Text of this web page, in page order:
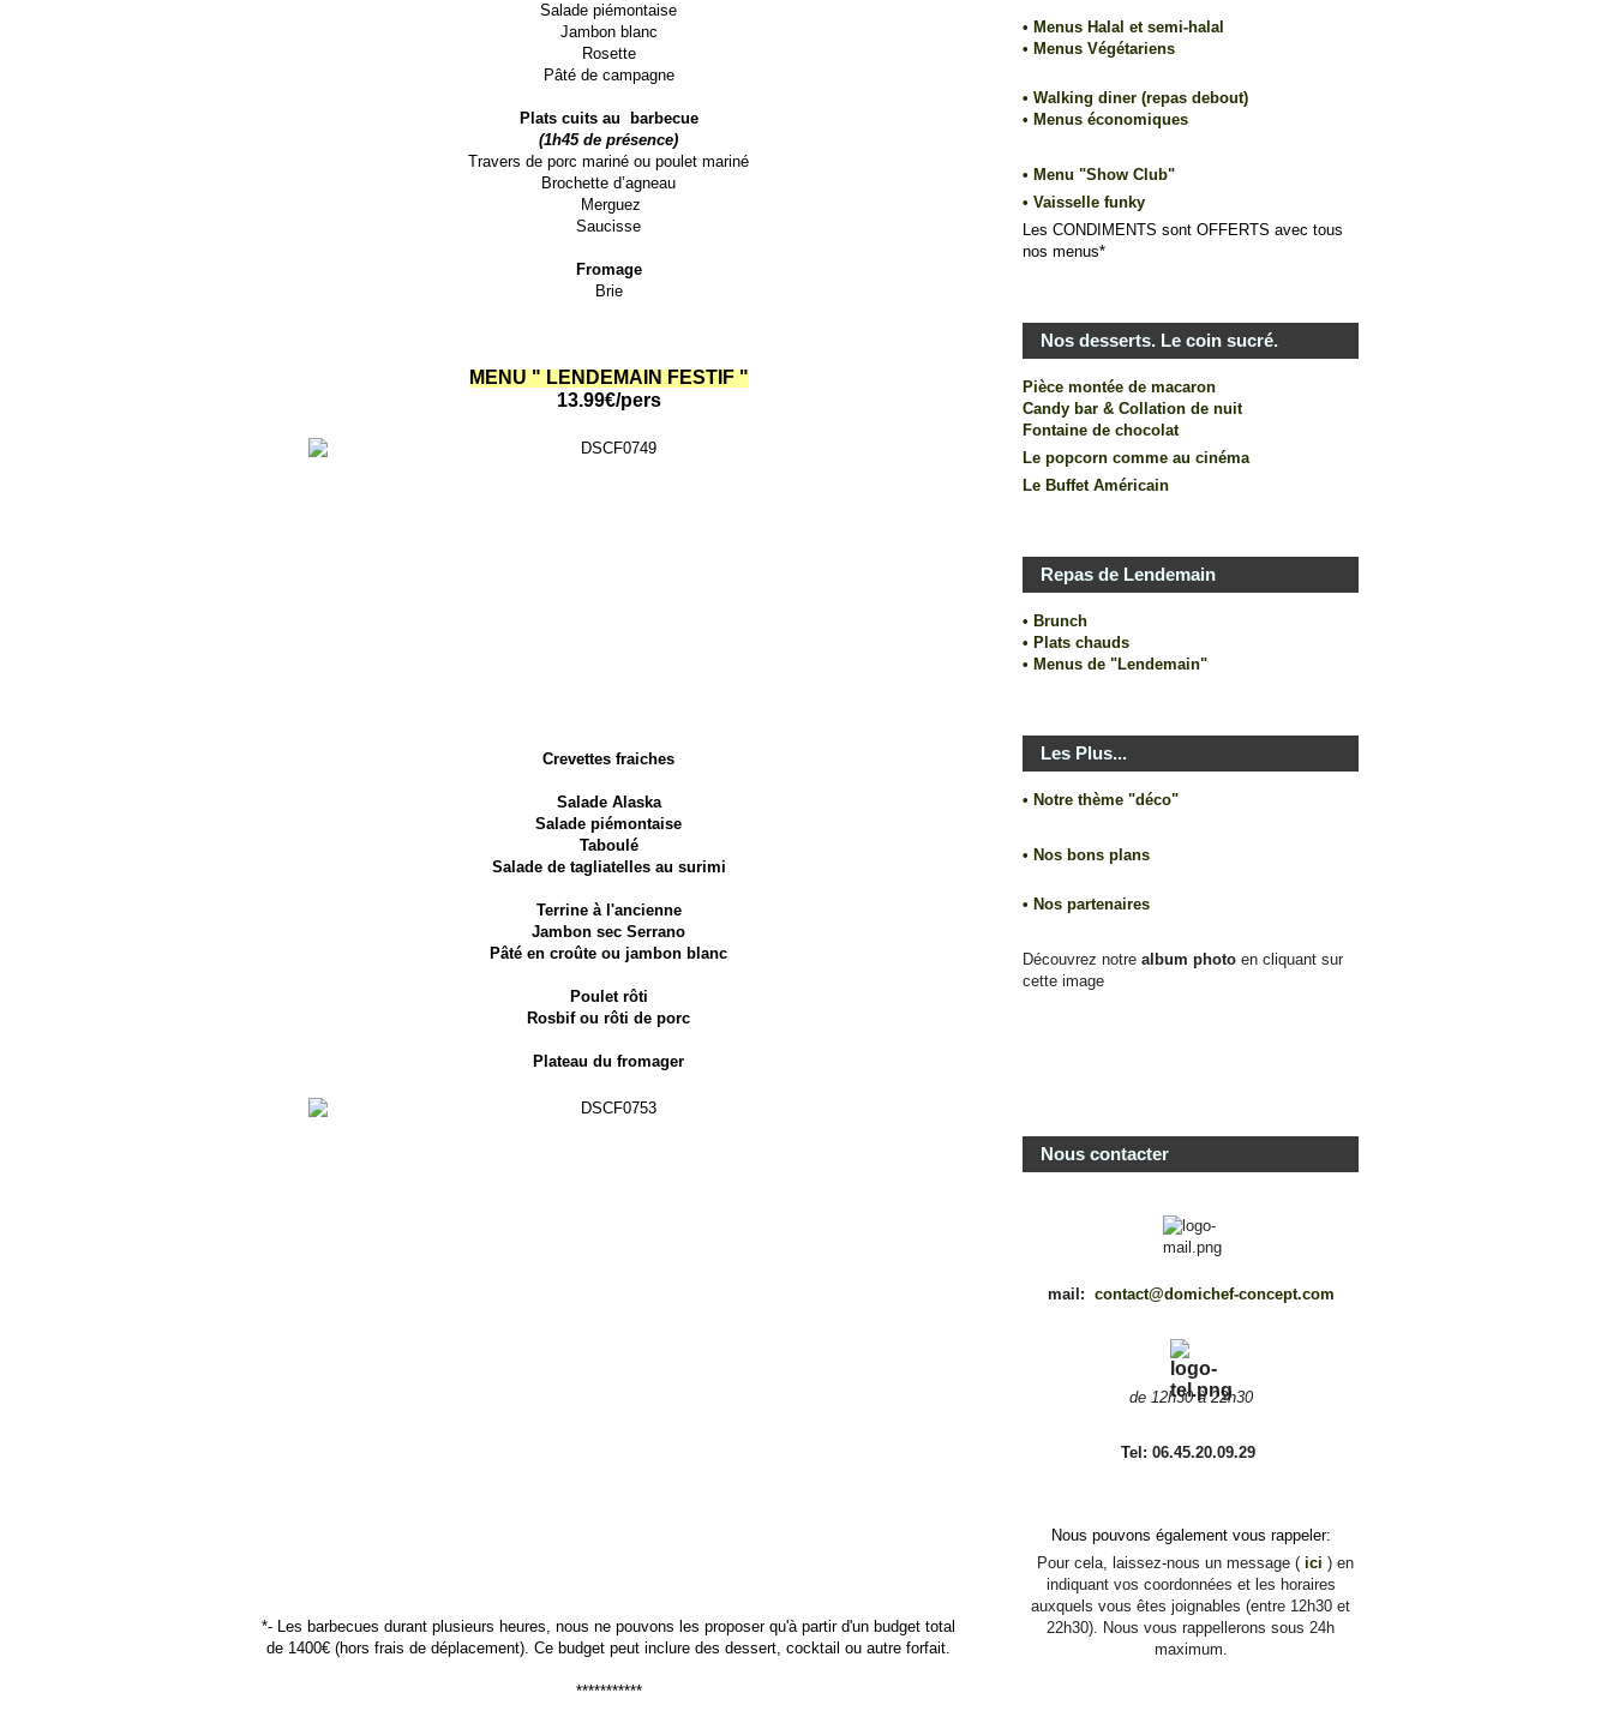
Salade piémontaise
Jambon blanc
Rosette
Pâté de campagne
Plats cuits au barbecue
(1h45 de présence)
Travers de porc mariné ou poulet mariné
Brochette d’agneau
Merguez
Saucisse
Fromage
Brie
MENU " LENDEMAIN FESTIF "
13.99€/pers
Crevettes fraiches
Salade Alaska
Salade piémontaise
Taboulé
Salade de tagliatelles au surimi
Terrine à l'ancienne
Jambon sec Serrano
Pâté en croûte ou jambon blanc
Poulet rôti
Rosbif ou rôti de porc
Plateau du fromager
*- Les barbecues durant plusieurs heures, nous ne pouvons les proposer qu'à partir d'un budget total
de 1400€ (hors frais de déplacement). Ce budget peut inclure des dessert, cocktail ou autre forfait.
***********
• Menus Halal et semi-halal
• Menus Végétariens
• Walking diner (repas debout)
• Menus économiques
• Menu "Show Club"
• Vaisselle funky
Les CONDIMENTS sont OFFERTS avec tous
nos menus*
Nos desserts. Le coin sucré.
Pièce montée de macaron
Candy bar & Collation de nuit
Fontaine de chocolat
Le popcorn comme au cinéma
Le Buffet Américain
Repas de Lendemain
• Brunch
• Plats chauds
• Menus de "Lendemain"
Les Plus...
• Notre thème "déco"
• Nos bons plans
• Nos partenaires
Découvrez notre album photo en cliquant sur
cette image
Nous contacter
mail: contact@domichef-concept.com
de 12h30 à 22h30
Tel: 06.45.20.09.29
Nous pouvons également vous rappeler:
Pour cela, laissez-nous un message ( ici ) en
indiquant vos coordonnées et les horaires
auxquels vous êtes joignables (entre 12h30 et
22h30). Nous vous rappellerons sous 24h
maximum.